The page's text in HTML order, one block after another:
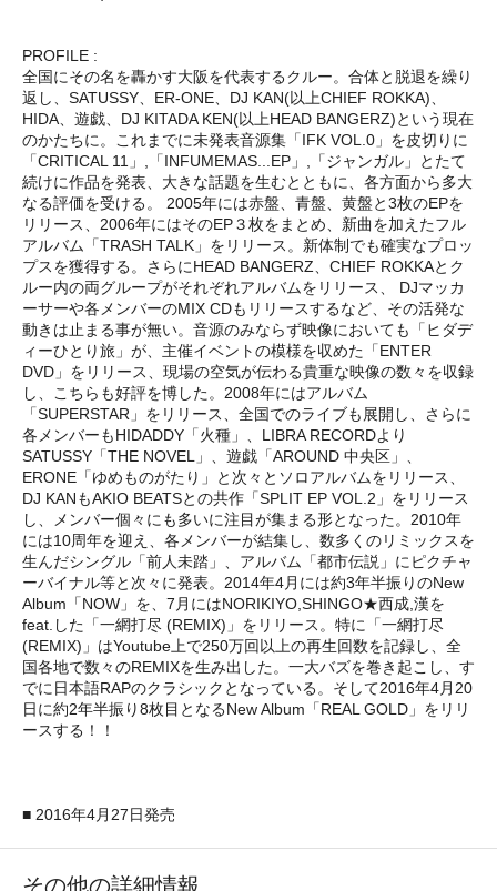
PROFILE :
全国にその名を轟かす大阪を代表するクルー。合体と脱退を繰り
返し、SATUSSY、ER-ONE、DJ KAN(以上CHIEF ROKKA)、
HIDA、遊戯、DJ KITADA KEN(以上HEAD BANGERZ)という現在
のかたちに。これまでに未発表音源集「IFK VOL.0」を皮切りに
「CRITICAL 11」,「INFUMEMAS...EP」,「ジャンガル」とたて
続けに作品を発表、大きな話題を生むとともに、各方面から多大
なる評価を受ける。 2005年には赤盤、青盤、黄盤と3枚のEPを
リリース、2006年にはそのEP３枚をまとめ、新曲を加えたフル
アルバム「TRASH TALK」をリリース。新体制でも確実なプロッ
プスを獲得する。さらにHEAD BANGERZ、CHIEF ROKKAとク
ルー内の両グループがそれぞれアルバムをリリース、 DJマッカ
ーサーや各メンバーのMIX CDもリリースするなど、その活発な
動きは止まる事が無い。音源のみならず映像においても「ヒダデ
ィーひとり旅」が、主催イベントの模様を収めた「ENTER
DVD」をリリース、現場の空気が伝わる貴重な映像の数々を収録
し、こちらも好評を博した。2008年にはアルバム
「SUPERSTAR」をリリース、全国でのライブも展開し、さらに
各メンバーもHIDADDY「火種」、LIBRA RECORDより
SATUSSY「THE NOVEL」、遊戯「AROUND 中央区」、
ERONE「ゆめものがたり」と次々とソロアルバムをリリース、
DJ KANもAKIO BEATSとの共作「SPLIT EP VOL.2」をリリース
し、メンバー個々にも多いに注目が集まる形となった。2010年
には10周年を迎え、各メンバーが結集し、数多くのリミックスを
生んだシングル「前人未踏」、アルバム「都市伝説」にピクチャ
ーバイナル等と次々に発表。2014年4月には約3年半振りのNew
Album「NOW」を、7月にはNORIKIYO,SHINGO★西成,漢を
feat.した「一網打尽 (REMIX)」をリリース。特に「一網打尽
(REMIX)」はYoutube上で250万回以上の再生回数を記録し、全
国各地で数々のREMIXを生み出した。一大バズを巻き起こし、す
でに日本語RAPのクラシックとなっている。そして2016年4月20
日に約2年半振り8枚目となるNew Album「REAL GOLD」をリリ
ースする！！
■ 2016年4月27日発売
その他の詳細情報